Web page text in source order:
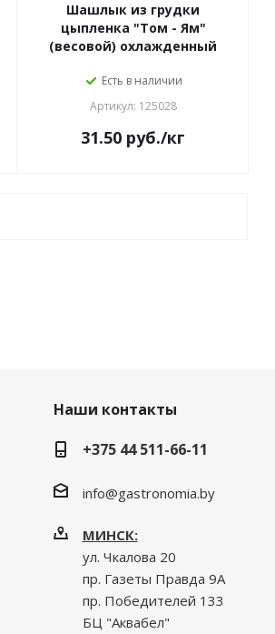
Шашлык из грудки
цыпленка "Том - Ям"
(весовой) охлажденный
Есть в наличии
Артикул: 125028
31.50 руб./кг
Наши контакты
+375 44 511-66-11
info@gastronomia.by
МИНСК:
ул. Чкалова 20
пр. Газеты Правда 9А
пр. Победителей 133
БЦ "Аквабел"